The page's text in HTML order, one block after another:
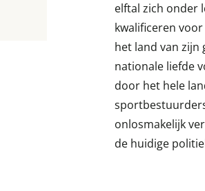
elftal zich onder
kwalificeren
het land van zijn
nationale liefde
door het hele
onlosmakelijk
de huidige